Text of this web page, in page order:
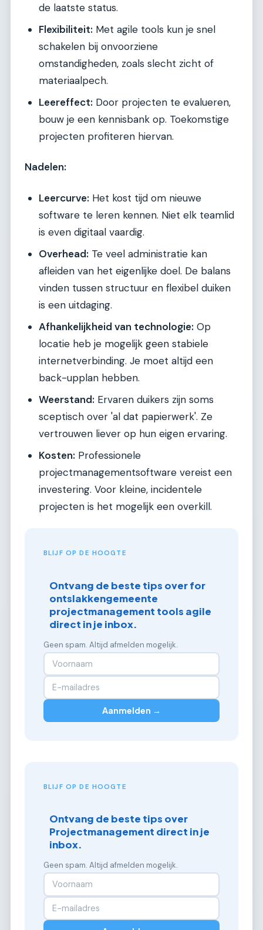
de laatste status.
Flexibiliteit: Met agile tools kun je snel
schakelen bij onvoorziene
omstandigheden, zoals slecht zicht of
materiaalpech.
Leereffect: Door projecten te evalueren,
bouw je een kennisbank op. Toekomstige
projecten profiteren hiervan.
Nadelen:
Leercurve: Het kost tijd om nieuwe
software te leren kennen. Niet elk teamlid
is even digitaal vaardig.
Overhead: Te veel administratie kan
afleiden van het eigenlijke doel. De balans
vinden tussen structuur en flexibel duiken
is een uitdaging.
Afhankelijkheid van technologie: Op
locatie heb je mogelijk geen stabiele
internetverbinding. Je moet altijd een
back-upplan hebben.
Weerstand: Ervaren duikers zijn soms
sceptisch over 'al dat papierwerk'. Ze
vertrouwen liever op hun eigen ervaring.
Kosten: Professionele
projectmanagementsoftware vereist een
investering. Voor kleine, incidentele
projecten is het mogelijk een overkill.
BLIJF OP DE HOOGTE
Ontvang de beste tips over for
ontslakkengemeente
projectmanagement tools agile
direct in je inbox.
Geen spam. Altijd afmelden mogelijk.
Aanmelden →
BLIJF OP DE HOOGTE
Ontvang de beste tips over
Projectmanagement direct in je
inbox.
Geen spam. Altijd afmelden mogelijk.